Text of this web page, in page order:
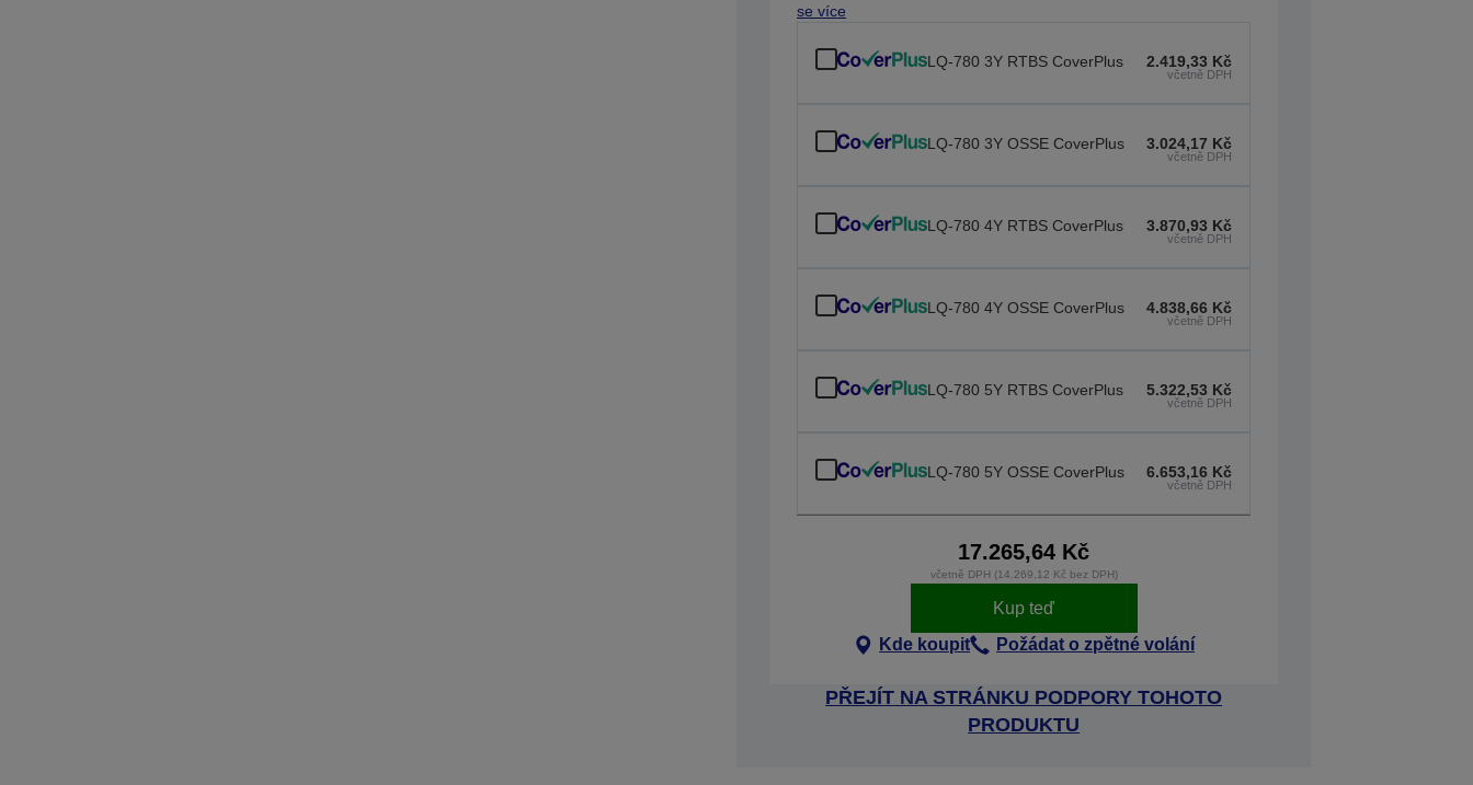
se více
LQ-780 3Y RTBS CoverPlus 2.419,33 Kč
včetně DPH
LQ-780 3Y OSSE CoverPlus 3.024,17 Kč
včetně DPH
LQ-780 4Y RTBS CoverPlus 3.870,93 Kč
včetně DPH
LQ-780 4Y OSSE CoverPlus 4.838,66 Kč
včetně DPH
LQ-780 5Y RTBS CoverPlus 5.322,53 Kč
včetně DPH
LQ-780 5Y OSSE CoverPlus 6.653,16 Kč
včetně DPH
17.265,64 Kč
včetně DPH (14.269,12 Kč bez DPH)
Kup teď
Kde koupit
Požádat o zpětné volání
PŘEJÍT NA STRÁNKU PODPORY TOHOTO
PRODUKTU